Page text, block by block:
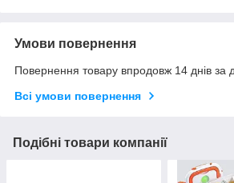
Умови повернення
Повернення товару впродовж 14 днів за
Всі умови повернення
Подібні товари компанії